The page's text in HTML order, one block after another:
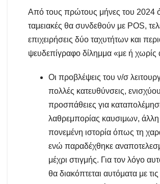
Από τους πρώτους μήνες του 2024
ταμειακές θα συνδεθούν με POS,
επιχειρήσεις δύο ταχυτήτων και
ψευδεπίγραφο δίλημμα «με ή χωρίς
Οι προβλέψεις του ν/σ
πολλές κατευθύνσεις,
προσπάθειες για
λαθρεμπορίας καυσιμων, άλλη
πονεμένη ιστορία όπως τη
ενώ παραδέχθηκε
μέχρι στιγμής. Για τον λόγο
θα διακόπτεται αυτόματα με τις